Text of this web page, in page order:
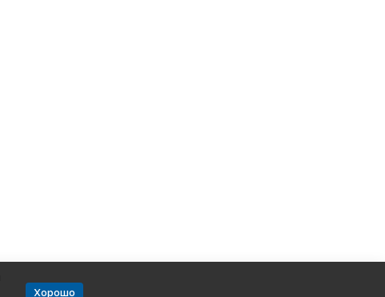
Хорошо